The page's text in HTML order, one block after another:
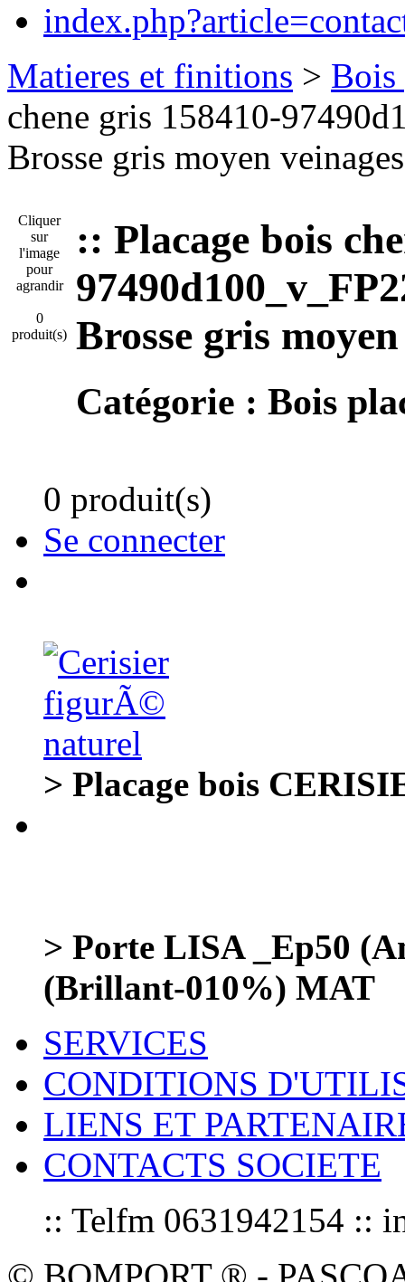
Matieres et finitions > Bois
chene gris 158410-
Brosse gris moyen
Cliquer
sur
l'image
pour
agrandir
0
produit(s)
:: Placage bois
Brosse gris
Catégorie : Bois
0 produit(s)
Se connecter
> Placage bois
> Porte LISA _Ep50
(Brillant-010%) MAT
SERVICES
CONDITIONS
LIENS ET
CONTACTS SOCIETE
:: Telfm 0631942154 ::